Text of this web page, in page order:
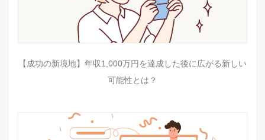
【成功の新境地】年収1,000万円を達成した後に広がる新しい
可能性とは？